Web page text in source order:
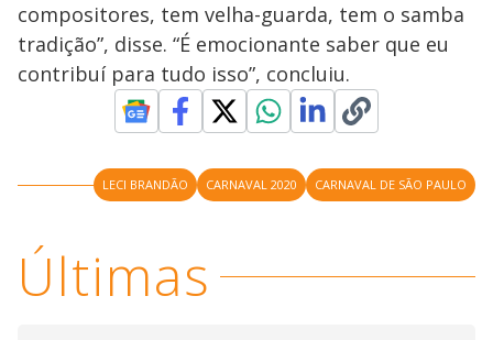
compositores, tem velha-guarda, tem o samba
tradição”, disse. “É emocionante saber que eu
contribuí para tudo isso”, concluiu.
LECI BRANDÃO CARNAVAL 2020 CARNAVAL DE SÃO PAULO
Últimas